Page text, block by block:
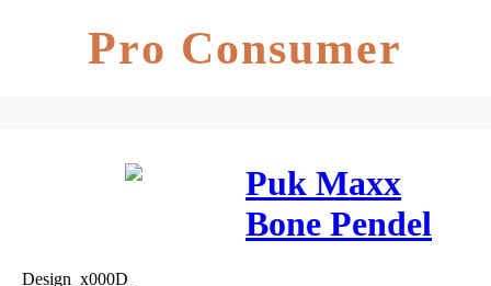
Pro Consumer
Puk Maxx
Bone Pendel
Design_x000D_